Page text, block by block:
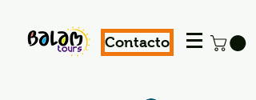
Contacto